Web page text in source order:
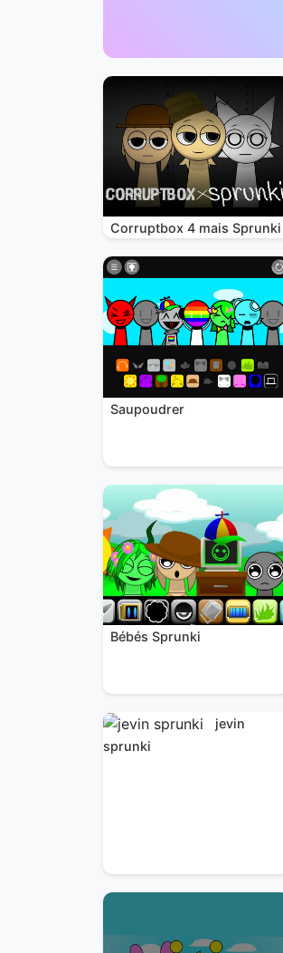
Corruptbox 4 mais Sprunki
Saupoudrer
Bébés Sprunki
jevin
sprunki